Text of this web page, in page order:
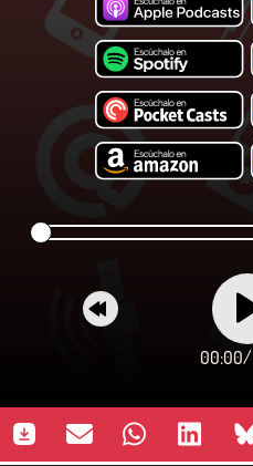
00:00/